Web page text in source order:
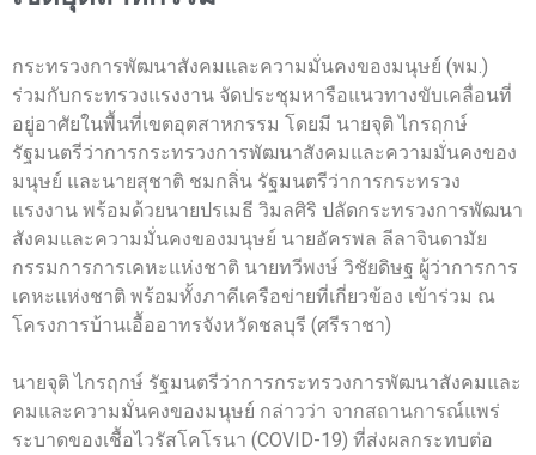
กระทรวงการพัฒนาสังคมและความมั่นคงของมนุษย์ (พม.)
ร่วมกับกระทรวงแรงงาน จัดประชุมหารือแนวทางขับเคลื่อนที่
อยู่อาศัยในพื้นที่เขตอุตสาหกรรม โดยมี นายจุติ ไกรฤกษ์
รัฐมนตรีว่าการกระทรวงการพัฒนาสังคมและความมั่นคงของ
มนุษย์ และนายสุชาติ ชมกลิ่น รัฐมนตรีว่าการกระทรวง
แรงงาน พร้อมด้วยนายปรเมธี วิมลศิริ ปลัดกระทรวงการพัฒนา
สังคมและความมั่นคงของมนุษย์ นายอัครพล ลีลาจินดามัย
กรรมการการเคหะแห่งชาติ นายทวีพงษ์ วิชัยดิษฐ ผู้ว่าการการ
เคหะแห่งชาติ พร้อมทั้งภาคีเครือข่ายที่เกี่ยวข้อง เข้าร่วม ณ
โครงการบ้านเอื้ออาทรจังหวัดชลบุรี (ศรีราชา)
นายจุติ ไกรฤกษ์ รัฐมนตรีว่าการกระทรวงการพัฒนาสังคมและ
คมและความมั่นคงของมนุษย์ กล่าวว่า จากสถานการณ์แพร่
ระบาดของเชื้อไวรัสโคโรนา (COVID-19) ที่ส่งผลกระทบต่อ